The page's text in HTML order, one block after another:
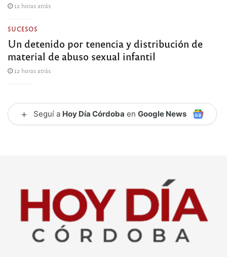
12 horas atrás
SUCESOS
Un detenido por tenencia y distribución de
material de abuso sexual infantil
12 horas atrás
+ Seguí a Hoy Día Córdoba en Google News